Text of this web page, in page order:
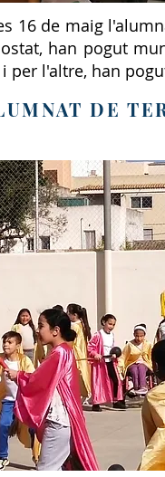
16 de maig
han pogut
i per l'altre, han
DE